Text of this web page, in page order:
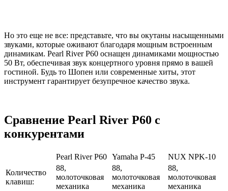
Но это еще не все: представьте, что вы окутаны насыщенными
звуками, которые оживают благодаря мощным встроенным
динамикам. Pearl River P60 оснащен динамиками мощностью
50 Вт, обеспечивая звук концертного уровня прямо в вашей
гостиной. Будь то Шопен или современные хиты, этот
инструмент гарантирует безупречное качество звука.
Сравнение Pearl River P60 с
конкурентами
Pearl River P60 Yamaha P-45
NUX NPK-10
Количество
клавиш:
88,
молоточковая
механика
88,
молоточковая
механика
88,
молоточковая
механика